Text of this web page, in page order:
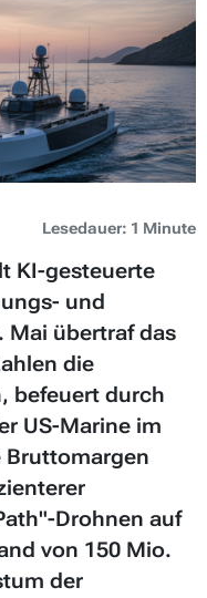
Lesedauer: 1 Minute
KI-gesteuerte
und
Mai übertraf das
die
befeuert durch
US-Marine im
Bruttomargen
Drohnen auf
von 150 Mio.
der